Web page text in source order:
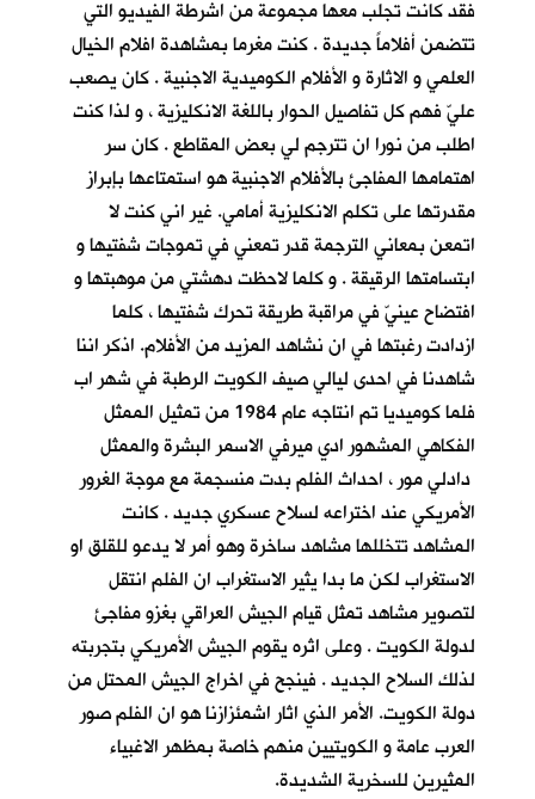
فقد كانت تجلب معها مجموعة من اشرطة الفيديو التي
تتضمن أفلاماً جديدة . كنت مغرما بمشاهدة افلام الخيال
العلمي و الاثارة و الأفلام الكوميدية الاجنبية . كان يصعب
عليّ فهم كل تفاصيل الحوار باللغة الانكليزية ، و لذا كنت
اطلب من نورا ان تترجم لي بعض المقاطع . كان سر
اهتمامها المفاجئ بالأفلام الاجنبية هو استمتاعها بإبراز
مقدرتها على تكلم الانكليزية أمامي. غير اني كنت لا
اتمعن بمعاني الترجمة قدر تمعني في تموجات شفتيها و
ابتسامتها الرقيقة . و كلما لاحظت دهشتي من موهبتها و
افتضاح عينيّ في مراقبة طريقة تحرك شفتيها ، كلما
ازدادت رغبتها في ان نشاهد المزيد من الأفلام. اذكر اننا
شاهدنا في احدى ليالي صيف الكويت الرطبة في شهر اب
فلما كوميديا تم انتاجه عام 1984 من تمثيل الممثل
الفكاهي المشهور ادي ميرفي الاسمر البشرة والممثل
دادلي مور ، احداث الفلم بدت منسجمة مع موجة الغرور
الأمريكي عند اختراعه لسلاح عسكري جديد . كانت
المشاهد تتخللها مشاهد ساخرة وهو أمر لا يدعو للقلق او
الاستغراب لكن ما بدا يثير الاستغراب ان الفلم انتقل
لتصوير مشاهد تمثل قيام الجيش العراقي بغزو مفاجئ
لدولة الكويت . وعلى اثره يقوم الجيش الأمريكي بتجربته
لذلك السلاح الجديد . فينجح في اخراج الجيش المحتل من
دولة الكويت. الأمر الذي اثار اشمئزازنا هو ان الفلم صور
العرب عامة و الكويتيين منهم خاصة بمظهر الاغبياء
المثيرين للسخرية الشديدة.